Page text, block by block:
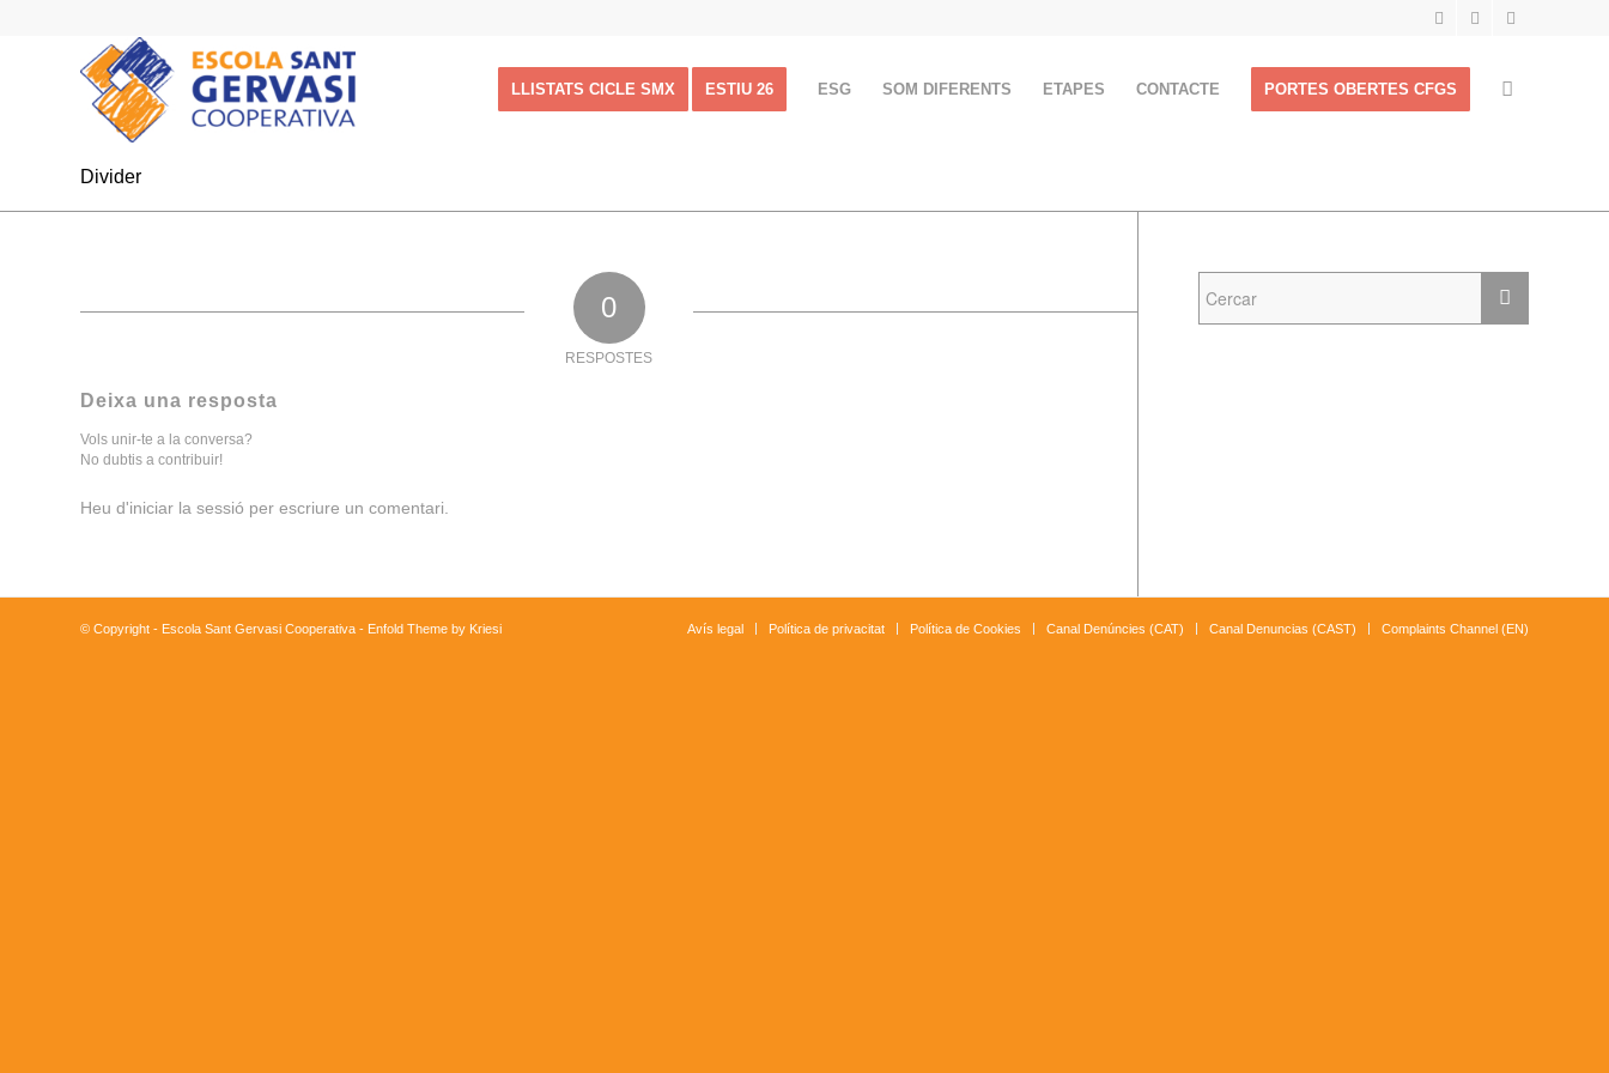
LLISTATS CICLE SMX ESTIU 26 ESG SOM DIFERENTS ETAPES CONTACTE PORTES OBERTES CFGS
Divider
0
RESPOSTES
Deixa una resposta
Vols unir-te a la conversa?
No dubtis a contribuir!
Heu d'iniciar la sessió per escriure un comentari.
© Copyright - Escola Sant Gervasi Cooperativa - Enfold Theme by Kriesi Avís legal Política de privacitat Política de Cookies Canal Denúncies (CAT) Canal Denuncias (CAST) Complaints Channel (EN)